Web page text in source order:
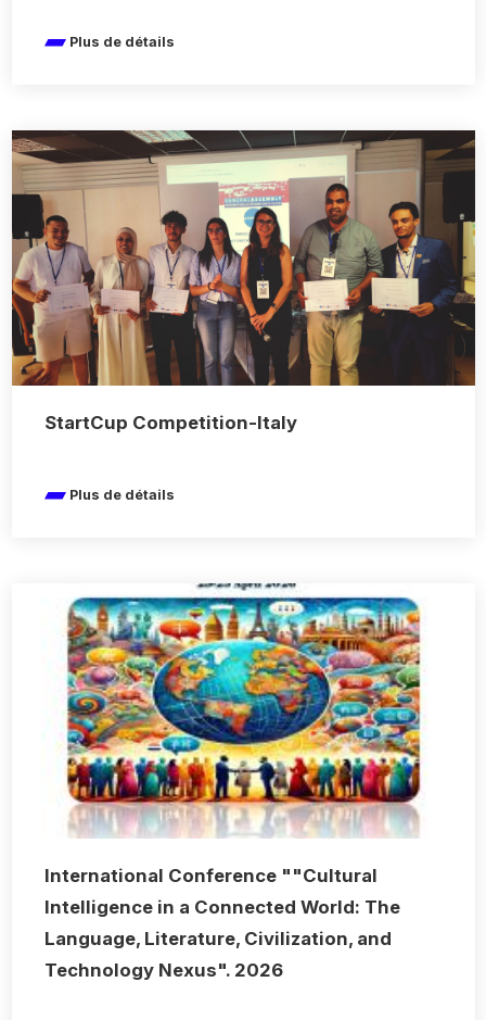
Plus de détails
StartCup Competition-Italy
Plus de détails
International Conference ""Cultural
Intelligence in a Connected World: The
Language, Literature, Civilization, and
Technology Nexus". 2026